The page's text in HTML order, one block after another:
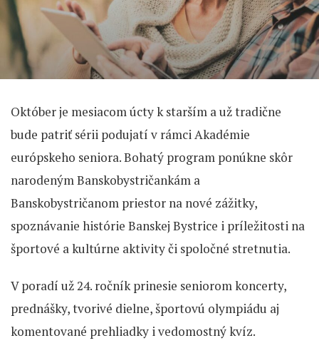
Október je mesiacom úcty k starším a už tradične
bude patriť sérii podujatí v rámci Akadémie
európskeho seniora. Bohatý program ponúkne skôr
narodeným Banskobystričankám a
Banskobystričanom priestor na nové zážitky,
spoznávanie histórie Banskej Bystrice i príležitosti na
športové a kultúrne aktivity či spoločné stretnutia.
V poradí už 24. ročník prinesie seniorom koncerty,
prednášky, tvorivé dielne, športovú olympiádu aj
komentované prehliadky i vedomostný kvíz.